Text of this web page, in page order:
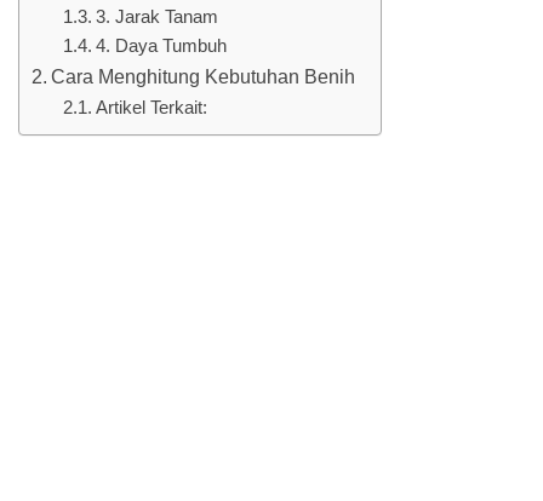
3. Jarak Tanam
4. Daya Tumbuh
Cara Menghitung Kebutuhan Benih
Artikel Terkait: